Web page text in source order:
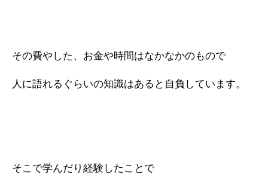
その費やした、お金や時間はなかなかのもので
人に語れるぐらいの知識はあると自負しています。
そこで学んだり経験したことで